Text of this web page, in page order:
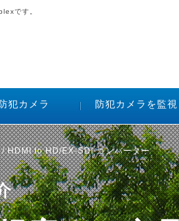
です。
犯カメラ 防犯カメラを監視
HDMI to HD/EX-SDI コンバーター